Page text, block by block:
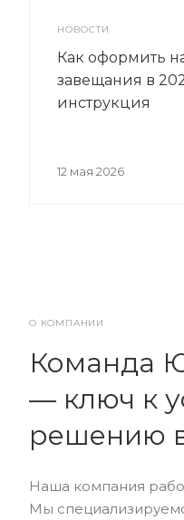
НОВОСТИ
Как оформить
завещания в
инструкция
12 мая 2026
О КОМПАНИИ
Команда
— ключ к
решению
Наша компания
Мы